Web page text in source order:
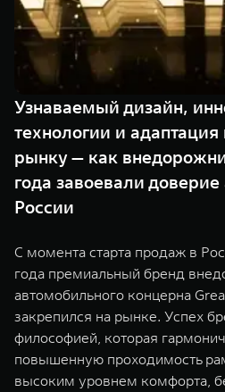
TANK 500
Веди за собой
от 6 499 000 ₽
Расширяя границы комфорта
от 6 149 000 ₽
TANK Финансы
Корпоративным клиентам
TANK ФИНАНСЫ
TANK Кредит
TANK Лизинг
TANK Страхование
Сервис
Специальные предложения
Моторные масла
ЦИФРОВЫЕ СЕРВИСЫ TANK
Цифровые сервисы TANK
Подписки
Узнаваемый дизайн,
технологии и
рынку — как
года завоевали
России
С момента старта продаж в
года премиальный бренд
автомобильного концерна
закрепился на рынке. Успех
философией, которая
повышенную проходимость
высоким уровнем комфорта,